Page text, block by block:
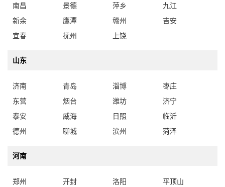
南昌 景德 萍乡
九江
新余
鹰潭 赣州
吉安
宜春
抚州 上饶
山东
济南 青岛 淄博
枣庄
东营
烟台 潍坊
济宁
泰安
威海 日照
临沂
德州
聊城 滨州 菏泽
河南
郑州 开封 洛阳
平顶山